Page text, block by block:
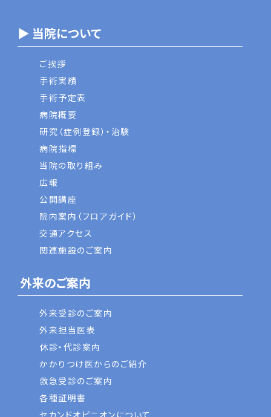
▶ 当院について
ご挨拶
手術実績
手術予定表
病院概要
研究（症例登録）・治験
病院指標
当院の取り組み
広報
公開講座
院内案内（フロアガイド）
交通アクセス
関連施設のご案内
外来のご案内
外来受診のご案内
外来担当医表
休診・代診案内
かかりつけ医からのご紹介
救急受診のご案内
各種証明書